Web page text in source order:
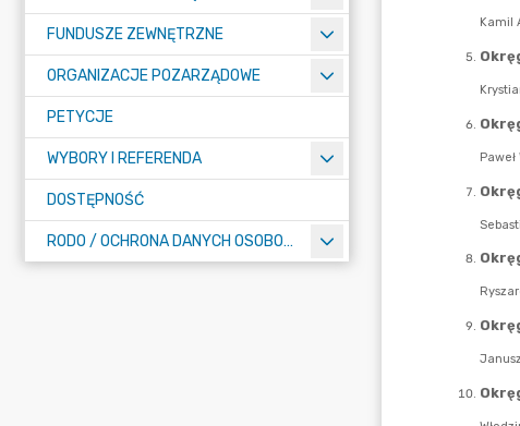
FUNDUSZE ZEWNĘTRZNE
ORGANIZACJE POZARZĄDOWE
PETYCJE
WYBORY I REFERENDA
DOSTĘPNOŚĆ
RODO / OCHRONA DANYCH OSOBOWYCH